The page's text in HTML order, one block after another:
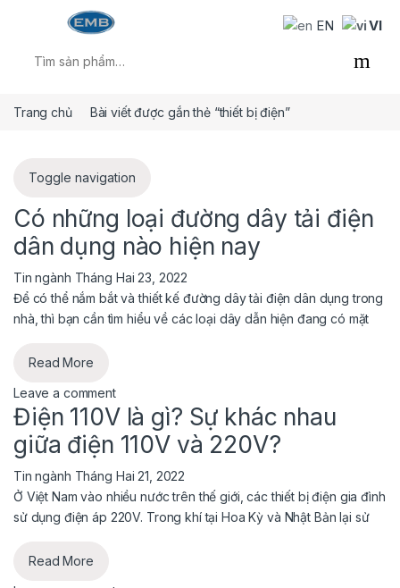
Skip to navigation
Skip to content
Trang chủ Bài viết được gắn thẻ “thiết bị điện”
Toggle navigation
Có những loại đường dây tải điện
dân dụng nào hiện nay
Tin ngành Tháng Hai 23, 2022
Để có thể nắm bắt và thiết kế đường dây tải điện dân dụng trong
nhà, thì bạn cần tìm hiểu về các loại dây dẫn hiện đang có mặt
Read More
Leave a comment
Điện 110V là gì? Sự khác nhau
giữa điện 110V và 220V?
Tin ngành Tháng Hai 21, 2022
Ở Việt Nam vào nhiều nước trên thế giới, các thiết bị điện gia đình
sử dụng điện áp 220V. Trong khí tại Hoa Kỳ và Nhật Bản lại sử
Read More
EN VI